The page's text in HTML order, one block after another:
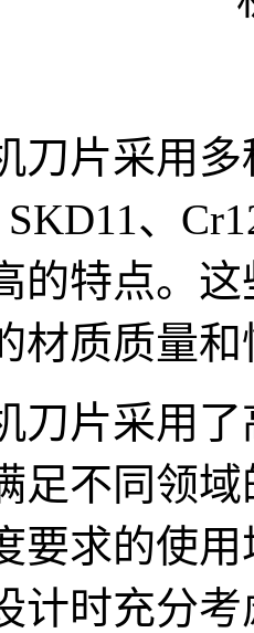
刀片采用
、
的特点。
材质质量
刀片采用
足不同领
要求的使用
计时充分